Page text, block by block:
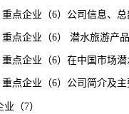
业（6）公司信息、总部
业（6） 潜水旅游产品
业（6）在中国市场潜水
业（6）公司简介及主
（7）